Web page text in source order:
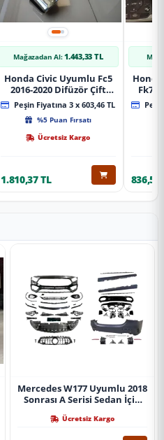
Mağazadan Al: 1.443,33 TL
Honda Civic Uyumlu Fc5
2016-2020 Difüzör Çift
Çıkış İçin Egzoz Seti
Peşin Fiyatına 3 x 603,46 TL
%5 Puan Fırsatı
Ücretsiz Kargo
1.810,37 TL
Fk7
836,51
Mercedes W177 Uyumlu 2018
Sonrası A Serisi Sedan İçin
Tamponlu Set)
Ücretsiz Kargo